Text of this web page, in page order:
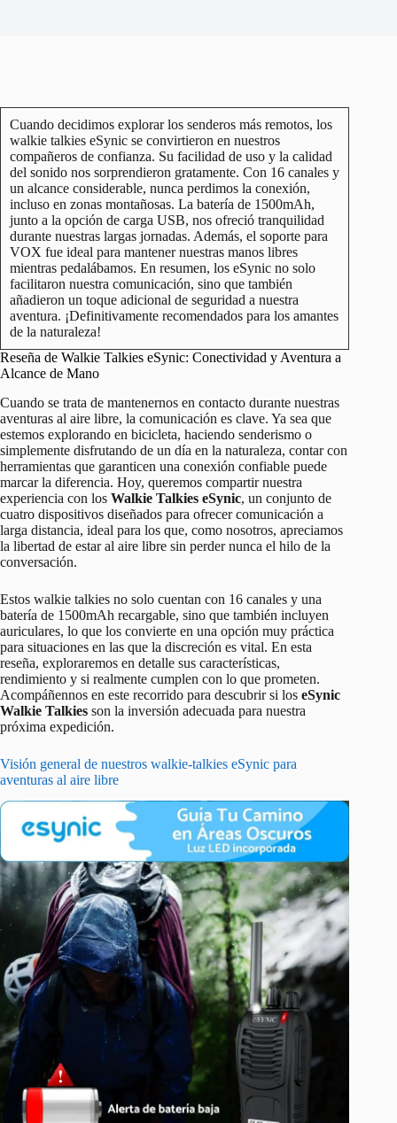
Cuando decidimos explorar los senderos más remotos, los
walkie talkies eSynic se convirtieron en nuestros
compañeros de confianza. Su facilidad de uso y la calidad
del sonido nos sorprendieron gratamente. Con 16 canales y
un alcance considerable, nunca perdimos la conexión,
incluso en zonas montañosas. La batería de 1500mAh,
junto a la opción de carga USB, nos ofreció tranquilidad
durante nuestras largas jornadas. Además, el soporte para
VOX fue ideal para mantener nuestras manos libres
mientras pedalábamos. En resumen, los eSynic no solo
facilitaron nuestra comunicación, sino que también
añadieron un toque adicional de seguridad a nuestra
aventura. ¡Definitivamente recomendados para los amantes
de la naturaleza!
Reseña de Walkie Talkies eSynic: Conectividad y Aventura a
Alcance de Mano
Cuando se trata de mantenernos en contacto durante nuestras
aventuras al aire libre, la comunicación es clave. Ya sea que
estemos explorando en bicicleta, haciendo senderismo o
simplemente disfrutando de un día en la naturaleza, contar con
herramientas que garanticen una conexión confiable puede
marcar la diferencia. Hoy, queremos compartir nuestra
experiencia con los Walkie Talkies eSynic, un conjunto de
cuatro dispositivos diseñados para ofrecer comunicación a
larga distancia, ideal para los que, como nosotros, apreciamos
la libertad de estar al aire libre sin perder nunca el hilo de la
conversación.
Estos walkie talkies no solo cuentan con 16 canales y una
batería de 1500mAh recargable, sino que también incluyen
auriculares, lo que los convierte en una opción muy práctica
para situaciones en las que la discreción es vital. En esta
reseña, exploraremos en detalle sus características,
rendimiento y si realmente cumplen con lo que prometen.
Acompáñennos en este recorrido para descubrir si los eSynic
Walkie Talkies son la inversión adecuada para nuestra
próxima expedición.
Visión general de nuestros walkie-talkies eSynic para
aventuras al aire libre